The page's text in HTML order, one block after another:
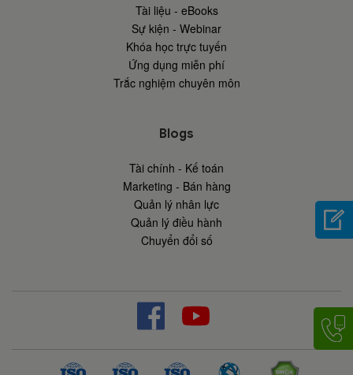
Tài liệu - eBooks
Sự kiện - Webinar
Khóa học trực tuyến
Ứng dụng miễn phí
Trắc nghiệm chuyên môn
Blogs
Tài chính - Kế toán
Marketing - Bán hàng
Quản lý nhân lực
Quản lý điều hành
Chuyển đổi số